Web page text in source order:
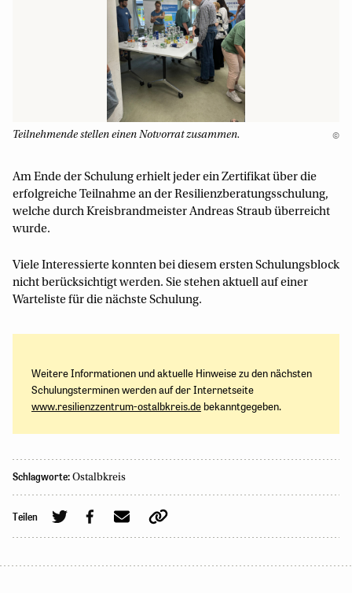
Teilnehmende stellen einen Notvorrat zusammen. ©
Am Ende der Schulung erhielt jeder ein Zertifikat über die
erfolgreiche Teilnahme an der Resilienzberatungsschulung,
welche durch Kreisbrandmeister Andreas Straub überreicht
wurde.
Viele Interessierte konnten bei diesem ersten Schulungsblock
nicht berücksichtigt werden. Sie stehen aktuell auf einer
Warteliste für die nächste Schulung.
Weitere Informationen und aktuelle Hinweise zu den nächsten
Schulungsterminen werden auf der Internetseite
www.resilienzzentrum-ostalbkreis.de bekanntgegeben.
Schlagworte: Ostalbkreis
Teilen